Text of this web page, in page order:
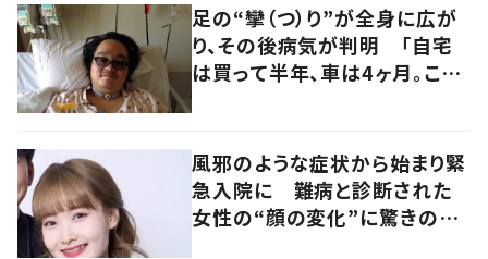
足の“攣（つ）り”が全身に広が
り、その後病気が判明 「自宅
は買って半年、車は4ヶ月。この
聞いた
風邪のような症状から始まり緊
急入院に 難病と診断された
女性の“顔の変化”に驚きの